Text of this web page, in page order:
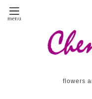
flowers